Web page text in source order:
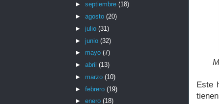
Este
► septiembre (18)
► agosto (20)
► julio (31)
► junio (32)
► mayo (7)
► abril (13)
► marzo (10)
► febrero (19)
► enero (18)